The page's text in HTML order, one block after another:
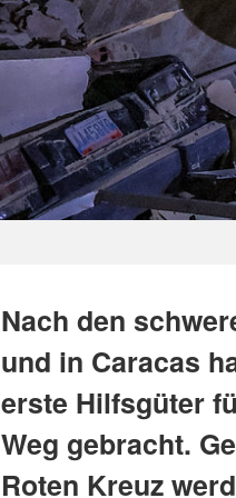
Nach den
und in Caracas
erste Hilfsgüter
Weg gebracht.
Roten Kreuz